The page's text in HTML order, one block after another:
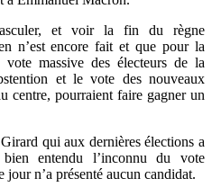
et voir la fin du règne
n’est encore fait et que pour la
massive des électeurs de la
et le vote des nouveaux
centre, pourraient faire gagner un
qui aux dernières élections a
entendu l’inconnu du vote
n’a présenté aucun candidat.